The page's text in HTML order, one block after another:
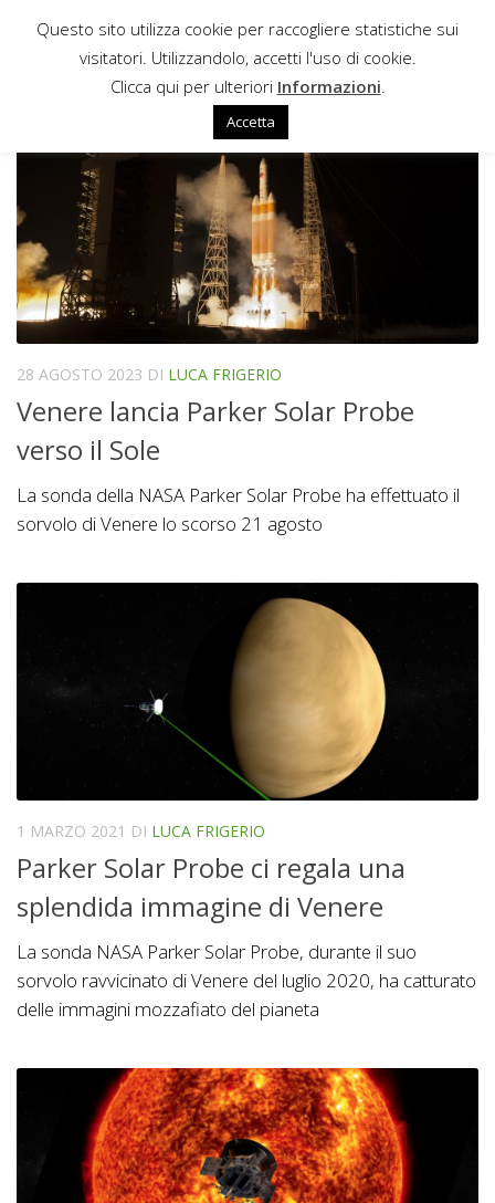
Sotto il contenuto
LIVING WITH A STAR PROGRAM
28 AGOSTO 2023 DI LUCA FRIGERIO
Venere lancia Parker Solar Probe
verso il Sole
La sonda della NASA Parker Solar Probe ha effettuato il
sorvolo di Venere lo scorso 21 agosto
1 MARZO 2021 DI LUCA FRIGERIO
Parker Solar Probe ci regala una
splendida immagine di Venere
La sonda NASA Parker Solar Probe, durante il suo
sorvolo ravvicinato di Venere del luglio 2020, ha catturato
delle immagini mozzafiato del pianeta
Questo sito utilizza cookie per raccogliere statistiche sui
visitatori. Utilizzandolo, accetti l'uso di cookie.
Clicca qui per ulteriori Informazioni
Accetta